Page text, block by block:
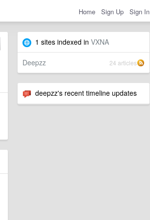
Home Sign Up Sign In
1 sites indexed in VXNA
Deepzz 24 articles
deepzz's recent timeline updates